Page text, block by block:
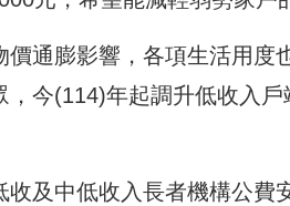
價通膨影響，各項生活用度
，今(114)年起調升低收入
及中低收入長者機構公費